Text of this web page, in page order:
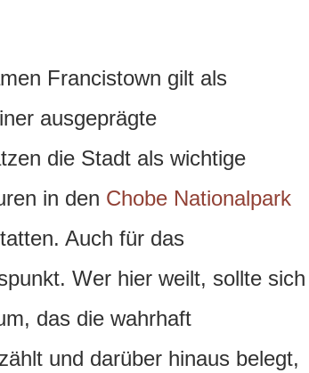
Francistown gilt als
ausgeprägte
die Stadt als wichtige
in den Chobe Nationalpark
Auch für das
Wer hier weilt, sollte sich
das die wahrhaft
und darüber hinaus belegt,